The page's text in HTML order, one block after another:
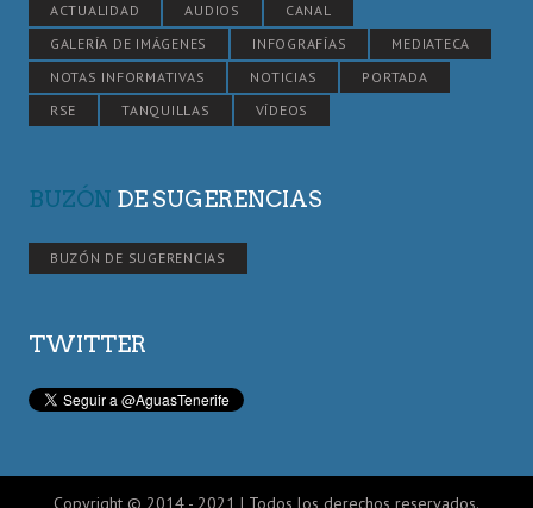
ACTUALIDAD AUDIOS
CANAL
GALERÍA DE IMÁGENES
INFOGRAFÍAS
MEDIATECA
NOTAS INFORMATIVAS
NOTICIAS
PORTADA
RSE
TANQUILLAS VÍDEOS
BUZÓN DE SUGERENCIAS
BUZÓN DE SUGERENCIAS
TWITTER